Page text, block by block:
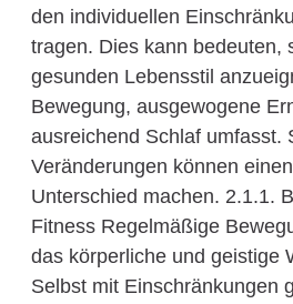
den individuellen
tragen. Dies kann bedeuten,
gesunden Lebensstil
Bewegung, ausgewogene
ausreichend Schlaf umfasst.
Veränderungen können
Unterschied machen. 2.1.1.
Fitness Regelmäßige
das körperliche und geistige
Selbst mit Einschränkungen